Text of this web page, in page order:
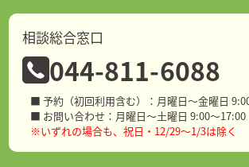
相談総合窓口
044-811-6088
■ 予約（初回利用含む）：月曜日～金曜日
■ お問い合わせ：月曜日～土曜日 9:00～17:00
※いずれの場合も、祝日・12/29～1/3は除く